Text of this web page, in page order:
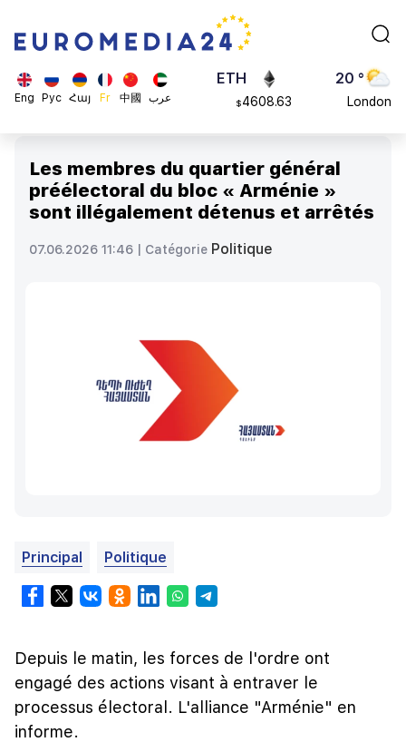
Eng Рус Հայ Fr 中國 عرب
ADA
0.868816
ETH
$4608.63
20 °
London
23 °
16 °
Les membres du quartier général
préélectoral du bloc « Arménie »
sont illégalement détenus et arrêtés
07.06.2026 11:46 | Catégorie Politique
Principal Politique
Depuis le matin, les forces de l'ordre ont
engagé des actions visant à entraver le
processus électoral. L'alliance "Arménie" en
informe.